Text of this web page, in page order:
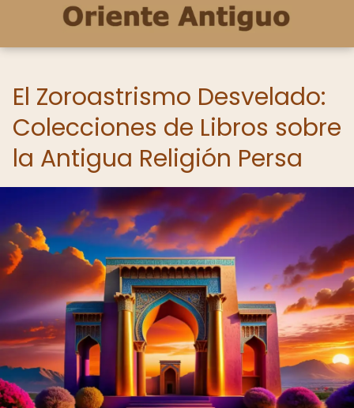
El Zoroastrismo Desvelado:
Colecciones de Libros sobre
la Antigua Religión Persa